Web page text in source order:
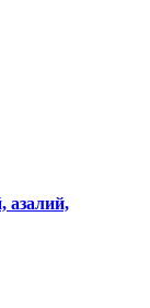
азалий,